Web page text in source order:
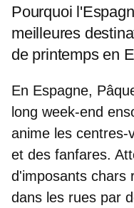
Pourquoi
meilleures
de printemps en
En Espagne,
long week-end
anime les centres-
et des fanfares.
d'imposants chars
dans les rues par